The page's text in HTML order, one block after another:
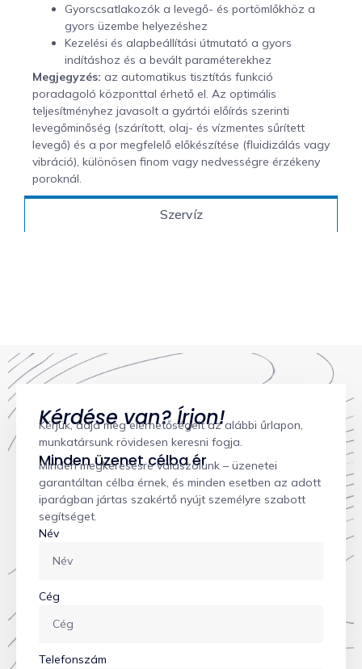
Szervíz
Gyorscsatlakozók a levegő- és portömlőkhöz a
gyors üzembe helyezéshez
Kezelési és alapbeállítási útmutató a gyors
indításhoz és a bevált paraméterekhez
Megjegyzés: az automatikus tisztítás funkció
poradagoló központtal érhető el. Az optimális
teljesítményhez javasolt a gyártói előírás szerinti
levegőminőség (szárított, olaj- és vízmentes sűrített
levegő) és a por megfelelő előkészítése (fluidizálás vagy
vibráció), különösen finom vagy nedvességre érzékeny
poroknál.
Kérdése van? Írjon!
Kérjük, adja meg elérhetőségeit az alábbi űrlapon,
munkatársunk rövidesen keresni fogja.
Minden üzenet célba ér
Minden megkeresésre válaszolunk – üzenetei
garantáltan célba érnek, és minden esetben az adott
iparágban jártas szakértő nyújt személyre szabott
segítséget.
Név
Cég
Telefonszám